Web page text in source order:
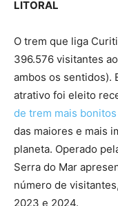
LITORAL
O trem que liga
396.576 visitantes
ambos os sentidos).
atrativo foi eleito
de trem mais
das maiores e mais
planeta. Operado
Serra do Mar
número de
2023 e 2024.